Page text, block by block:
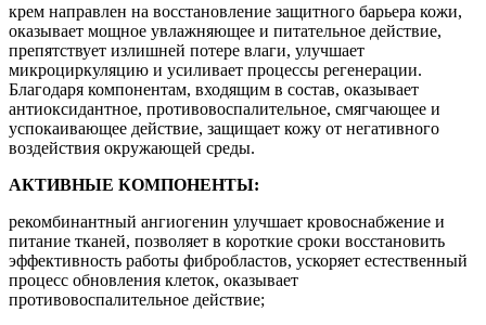
крем направлен на восстановление защитного барьера кожи,
оказывает мощное увлажняющее и питательное действие,
препятствует излишней потере влаги, улучшает
микроциркуляцию и усиливает процессы регенерации.
Благодаря компонентам, входящим в состав, оказывает
антиоксидантное, противовоспалительное, смягчающее и
успокаивающее действие, защищает кожу от негативного
воздействия окружающей среды.
АКТИВНЫЕ КОМПОНЕНТЫ:
рекомбинантный ангиогенин улучшает кровоснабжение и
питание тканей, позволяет в короткие сроки восстановить
эффективность работы фибробластов, ускоряет естественный
процесс обновления клеток, оказывает
противовоспалительное действие;